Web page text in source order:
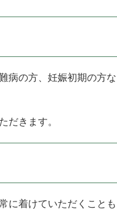
病の方、妊娠初期の方
だきます。
着けていただくこと